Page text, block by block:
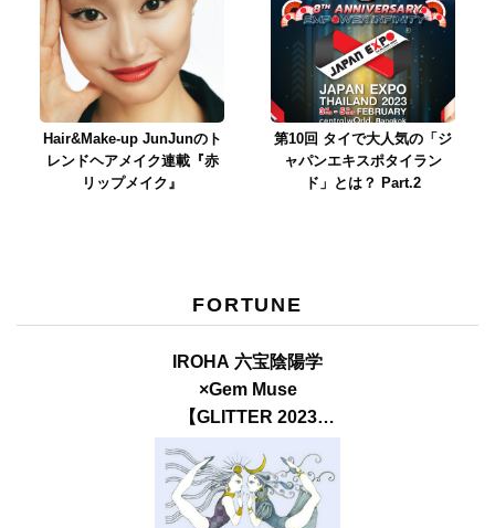
Hair&Make-up JunJunのト
レンドヘアメイク連載『赤
リップメイク』
第10回 タイで大人気の「ジ
ャパンエキスポタイラン
ド」とは？ Part.2
FORTUNE
IROHA 六宝陰陽学
×Gem Muse
【GLITTER 2023
SUMMER issue】